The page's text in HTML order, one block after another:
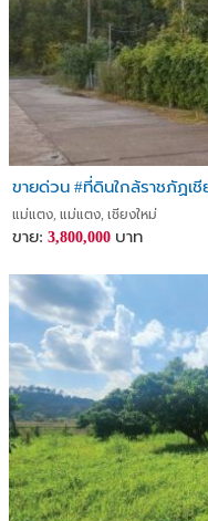
ขายด่วน #ที่ดินใกล้ราชภัฏเ
แม่แตง, แม่แตง, เชียงใหม่
ขาย: 3,800,000 บาท